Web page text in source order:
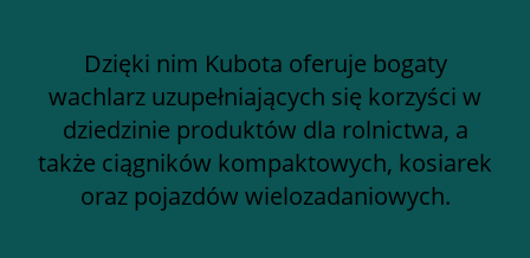
Dzięki nim Kubota oferuje bogaty
wachlarz uzupełniających się korzyści w
dziedzinie produktów dla rolnictwa, a
także ciągników kompaktowych, kosiarek
oraz pojazdów wielozadaniowych.